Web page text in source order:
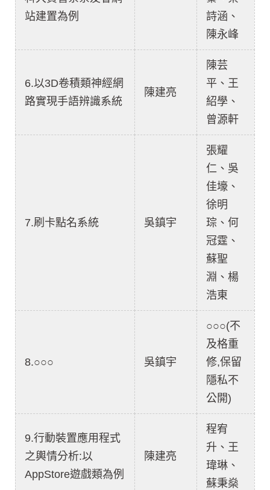
站建置為例
詩涵、
陳永峰
6.以3D卷積類神經網
路實現手語辨識系統
陳建亮
陳芸
平、王
紹學、
曾源軒
7.刷卡點名系統 吳鎮宇
張耀
仁、吳
佳壕、
徐明
琮、何
冠霆、
蘇聖
淵、楊
浩東
8.○○○ 吳鎮宇
○○○(不
及格重
修,保留
隱私不
公開)
9.行動裝置應用程式
之輿情分析:以
AppStore遊戲類為例
陳建亮
程宥
升、王
瑋琳、
蘇秉燊